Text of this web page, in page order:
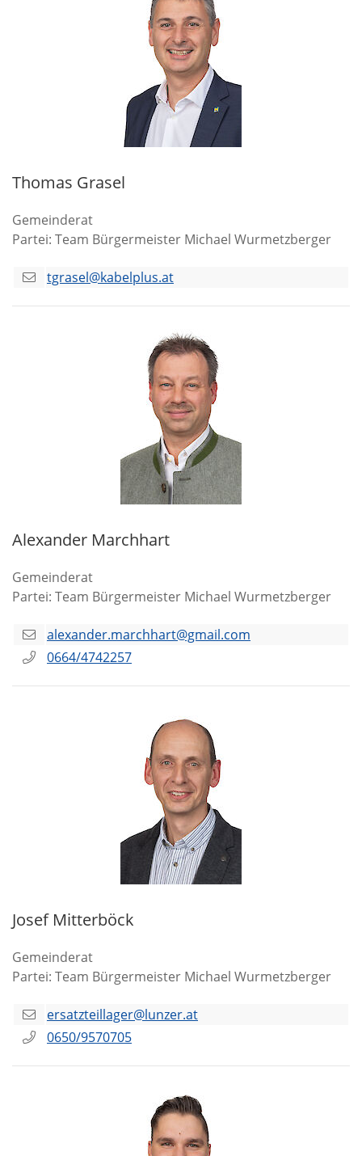
Thomas Grasel
Gemeinderat
Partei: Team Bürgermeister Michael Wurmetzberger
tgrasel@kabelplus.at
Alexander Marchhart
Gemeinderat
Partei: Team Bürgermeister Michael Wurmetzberger
alexander.marchhart@gmail.com
0664/4742257
Josef Mitterböck
Gemeinderat
Partei: Team Bürgermeister Michael Wurmetzberger
ersatzteillager@lunzer.at
0650/9570705